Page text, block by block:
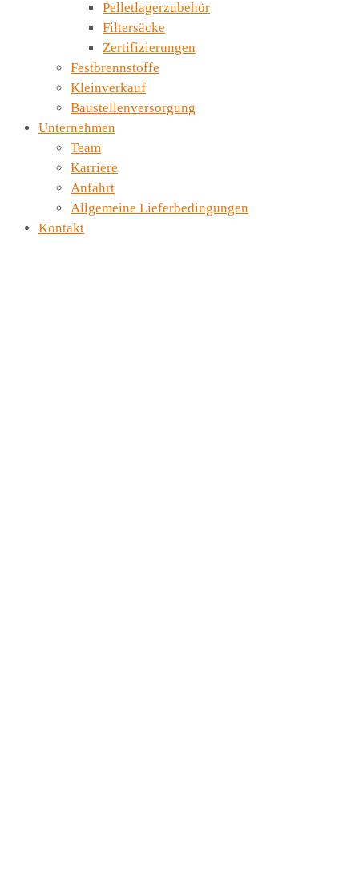
Pelletlagerzubehör
Filtersäcke
Zertifizierungen
Festbrennstoffe
Kleinverkauf
Baustellenversorgung
Unternehmen
Team
Karriere
Anfahrt
Allgemeine Lieferbedingungen
Kontakt